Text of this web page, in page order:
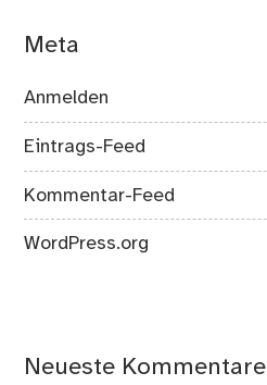
Meta
Anmelden
Eintrags-Feed
Kommentar-Feed
WordPress.org
Neueste Kommentare